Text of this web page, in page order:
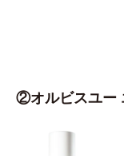
②オルビスユー